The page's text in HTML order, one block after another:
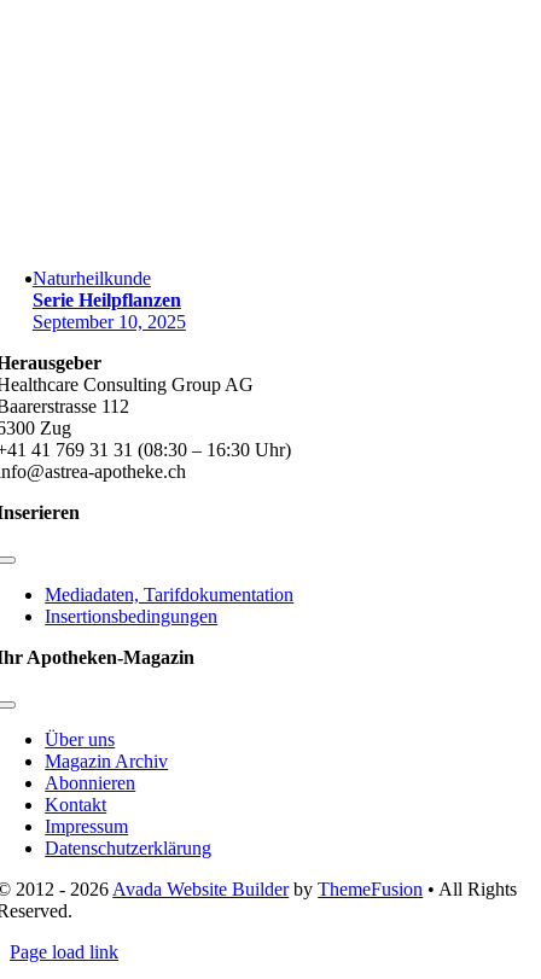
Naturheilkunde
Serie Heilpflanzen
September 10, 2025
Consulting Group AG
112
Zug
41 769 31 31 (08:30 – 16:30 Uhr)
apotheke.ch
Toggle
NavigationMediadaten, Tarifdokumentation
Insertionsbedingungen
Apotheken-Magazin
Toggle
NavigationÜber uns
Magazin Archiv
Abonnieren
Kontakt
Impressum
Datenschutzerklärung
2012 - 2026 Avada Website BuilderbyThemeFusion • All Rights
Page load link